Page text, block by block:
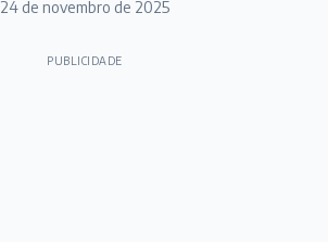
24 de novembro de 2025
PUBLICIDADE